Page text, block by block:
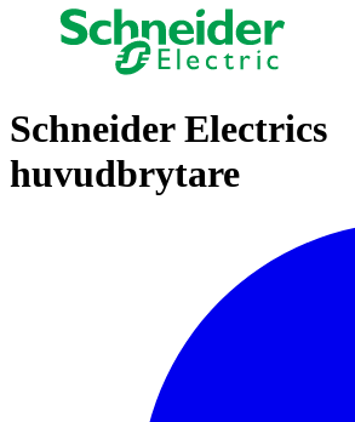
Schneider Electrics
huvudbrytare